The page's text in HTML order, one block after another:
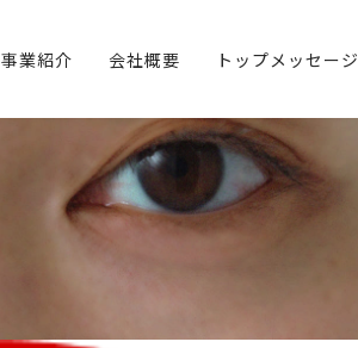
事業紹介 会社概要 トップメッセージ